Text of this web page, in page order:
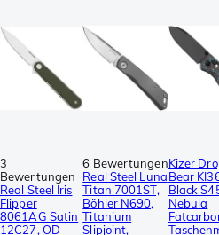
3
Bewertungen
Real Steel Iris
Flipper
8061AG Satin
12C27, OD
6 Bewertungen
Real Steel Luna
Titan 7001ST,
Böhler N690,
Titanium
Slipjoint,
Kizer
Bear
Black
Nebula